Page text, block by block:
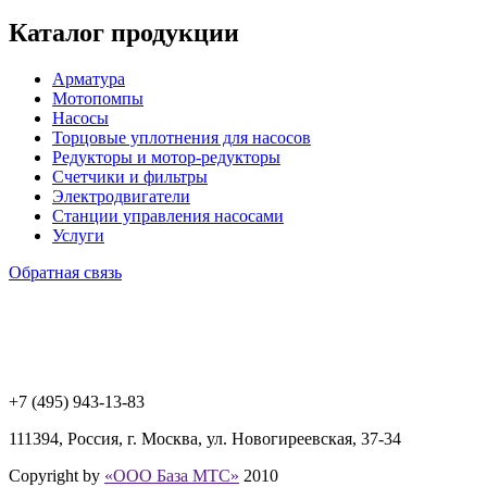
Каталог продукции
Арматура
Мотопомпы
Насосы
Торцовые уплотнения для насосов
Редукторы и мотор-редукторы
Счетчики и фильтры
Электродвигатели
Станции управления насосами
Услуги
Обратная связь
+7 (495) 943-13-83
111394, Россия, г. Москва, ул. Новогиреевская, 37-34
Copyright by «ООО База МТС» 2010